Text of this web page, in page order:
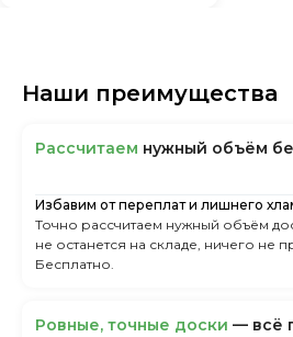
Наши преимущества
Рассчитаем нужный объём
Избавим от переплат и лишнего
Точно рассчитаем нужный объём
не останется на складе, ничего не
Бесплатно.
Ровные, точные доски — всё